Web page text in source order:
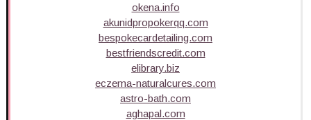
okena.info
akunidpropokerqq.com
bespokecardetailing.com
bestfriendscredit.com
elibrary.biz
eczema-naturalcures.com
astro-bath.com
aghapal.com